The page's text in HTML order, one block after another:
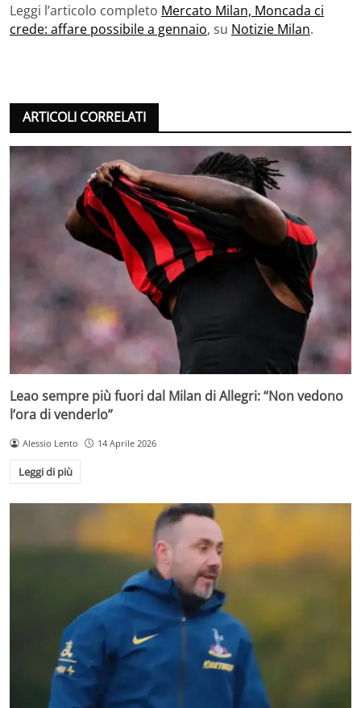
Leggi l’articolo completo Mercato Milan, Moncada ci
crede: affare possibile a gennaio, su Notizie Milan.
ARTICOLI CORRELATI
Leao sempre più fuori dal Milan di Allegri: “Non vedono
l’ora di venderlo”
Alessio Lento 14 Aprile 2026
Leggi di più